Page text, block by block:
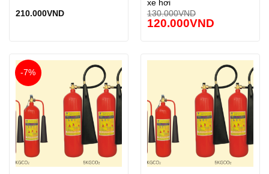
210.000VND
xe hơi
130.000VND
120.000VND
-7%